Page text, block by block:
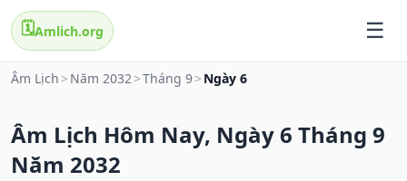
🗓️Amlich.org
Âm Lịch > Năm 2032>Tháng 9> Ngày 6
Âm Lịch Hôm Nay, Ngày 6 Tháng 9
Năm 2032